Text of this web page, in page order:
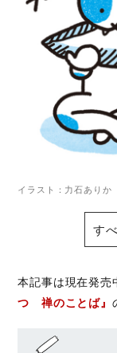
イラスト：力石ありか
す
本記事は現在発売
つ 禅のことば』